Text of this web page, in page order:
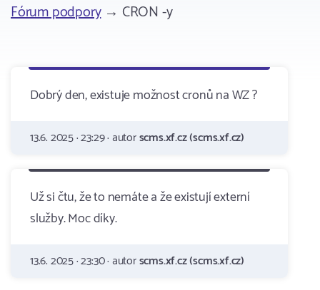
Fórum podpory→ CRON -y
Dobrý den, existuje možnost cronů na WZ ?
13.6. 2025 · 23:29 · autorscms.xf.cz (scms.xf.cz)
Už si čtu, že to nemáte a že existují externí
služby. Moc díky.
13.6. 2025 · 23:30 · autorscms.xf.cz (scms.xf.cz)